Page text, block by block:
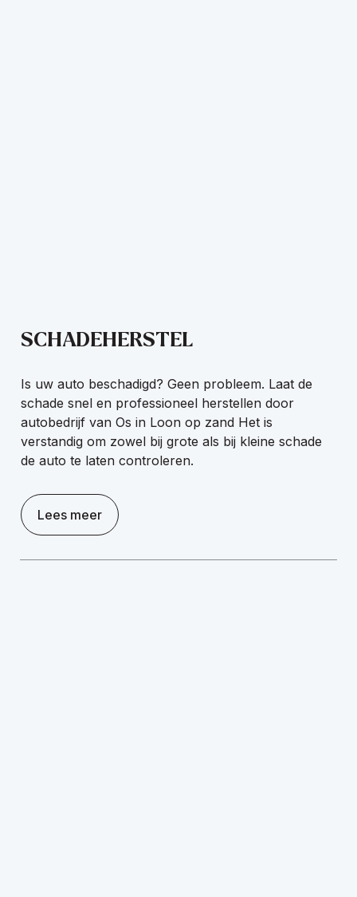
SCHADEHERSTEL
Is uw auto beschadigd? Geen probleem. Laat de
schade snel en professioneel herstellen door
autobedrijf van Os in Loon op zand Het is
verstandig om zowel bij grote als bij kleine schade
de auto te laten controleren.
Lees meer